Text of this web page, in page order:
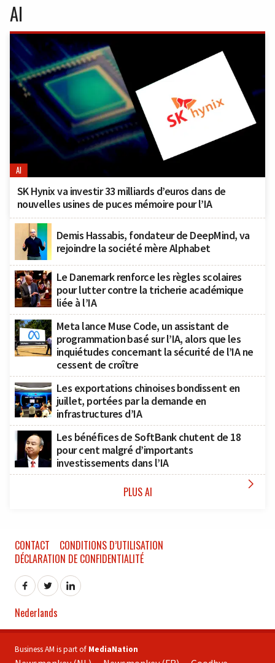
AI
AI
SK Hynix va investir 33 milliards d’euros dans de
nouvelles usines de puces mémoire pour l’IA
Demis Hassabis, fondateur de DeepMind, va
rejoindre la société mère Alphabet
Le Danemark renforce les règles scolaires
pour lutter contre la tricherie académique
liée à l’IA
Meta lance Muse Code, un assistant de
programmation basé sur l’IA, alors que les
inquiétudes concernant la sécurité de l’IA ne
cessent de croître
Les exportations chinoises bondissent en
juillet, portées par la demande en
infrastructures d’IA
Les bénéfices de SoftBank chutent de 18
pour cent malgré d’importants
investissements dans l’IA
PLUS AI 
CONTACT
CONDITIONS D’UTILISATION
DÉCLARATION DE CONFIDENTIALITÉ
Nederlands
Business AM is part of MediaNation